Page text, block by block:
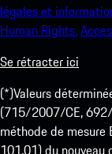
légales et
Human Rights.
Se rétracter ici
(*)Valeurs
(715/2007/CE,
méthode de
101.01) du nouveau